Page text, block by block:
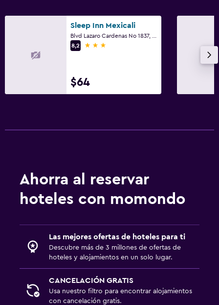
Sleep Inn Mexicali
8,2
3 estrellas
$64
Ahorra al reservar
hoteles con momondo
Las mejores ofertas de hoteles para ti
Descubre más de 3 millones de ofertas de
hoteles y alojamientos en un solo lugar.
CANCELACIÓN GRATIS
Usa nuestro filtro para encontrar alojamientos
con cancelación gratis.